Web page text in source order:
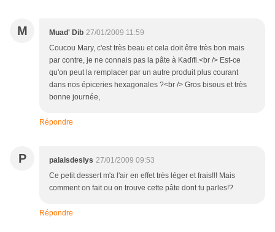
M Muad' Dib 27/01/2009 11:59
Coucou Mary, c'est très beau et cela doit être très bon mais
par contre, je ne connais pas la pâte à Kadïfi.<br /> Est-ce
qu'on peut la remplacer par un autre produit plus courant
dans nos épiceries hexagonales ?<br /> Gros bisous et très
bonne journée,
Répondre
P palaisdeslys 27/01/2009 09:53
Ce petit dessert m'a l'air en effet très léger et frais!!! Mais
comment on fait ou on trouve cette pâte dont tu parles!?
Répondre